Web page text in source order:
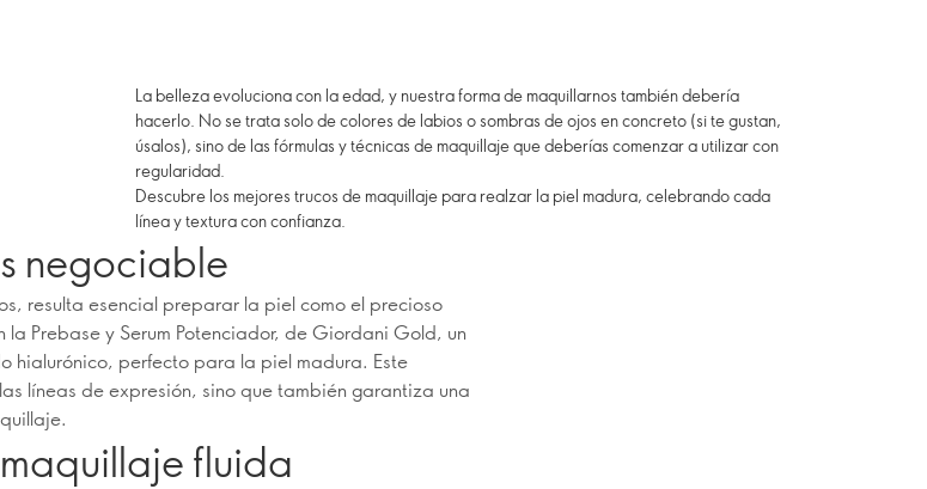
La belleza evoluciona con la edad, y nuestra forma de maquillarnos también debería
hacerlo. No se trata solo de colores de labios o sombras de ojos en concreto (si te gustan,
úsalos), sino de las fórmulas y técnicas de maquillaje que deberías comenzar a utilizar con
regularidad.
Descubre los mejores trucos de maquillaje para realzar la piel madura, celebrando cada
línea y textura con confianza.
negociable
resulta esencial preparar la piel como el precioso
la Prebase y Serum Potenciador, de Giordani Gold, un
hialurónico, perfecto para la piel madura. Este
líneas de expresión, sino que también garantiza una
fluida